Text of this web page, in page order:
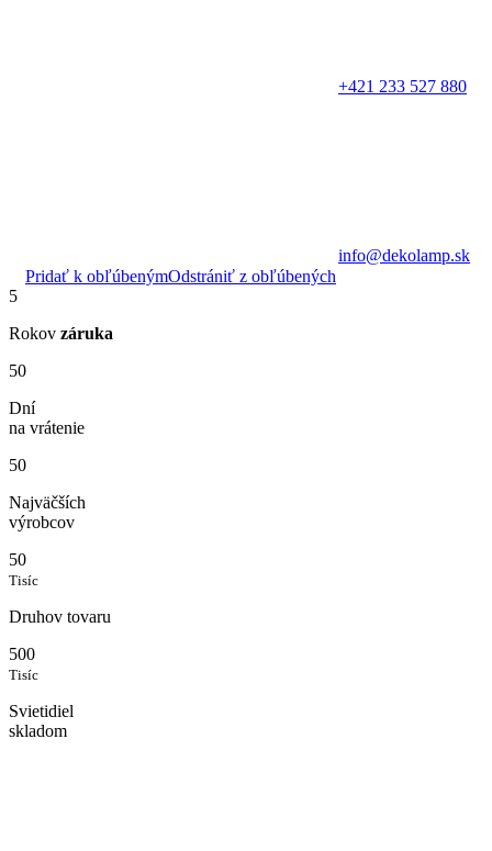
+421 233 527 880
info@dekolamp.sk
Pridať k obľúbenýmOdstrániť z obľúbených
5
Rokov záruka
50
Dní
na vrátenie
50
Najväčších
výrobcov
50
Tisíc
Druhov tovaru
500
Tisíc
Svietidiel
skladom